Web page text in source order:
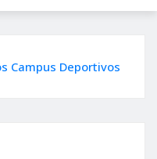
Campus Deportivos